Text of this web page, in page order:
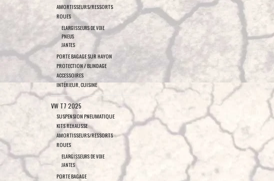
AMORTISSEURS/RESSORTS
ROUES
ELARGISSEURS DE VOIE
PNEUS
JANTES
PORTE BAGAGE SUR HAYON
PROTECTION / BLINDAGE
ACCESSOIRES
INTÉRIEUR, CUISINE
VW T7 2025
SUSPENSION PNEUMATIQUE
KITS REHAUSSE
AMORTISSEURS/RESSORTS
ROUES
ELARGISSEURS DE VOIE
JANTES
PORTE BAGAGE